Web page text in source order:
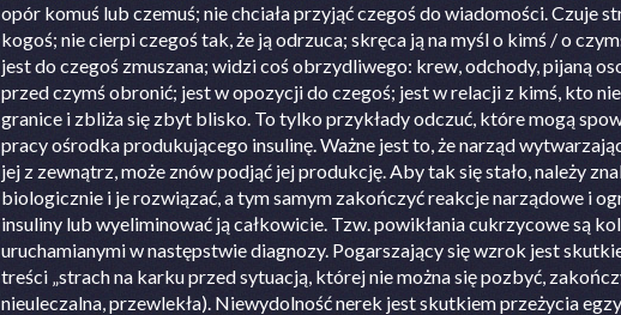
opór komuś lub czemuś; nie chciała przyjąć czegoś do wiadomości. Czuje
kogoś; nie cierpi czegoś tak, że ją odrzuca; skręca ją na myśl o kimś / o
jest do czegoś zmuszana; widzi coś obrzydliwego: krew, odchody, pijaną
przed czymś obronić; jest w opozycji do czegoś; jest w relacji z kimś, kto
granice i zbliża się zbyt blisko. To tylko przykłady odczuć, które mogą
pracy ośrodka produkującego insulinę. Ważne jest to, że narząd
jej z zewnątrz, może znów podjąć jej produkcję. Aby tak się stało, należy
biologicznie i je rozwiązać, a tym samym zakończyć reakcje narządowe i
insuliny lub wyeliminować ją całkowicie. Tzw. powikłania cukrzycowe są
uruchamianymi w następstwie diagnozy. Pogarszający się wzrok jest
treści „strach na karku przed sytuacją, której nie można się pozbyć,
nieuleczalna, przewlekła). Niewydolność nerek jest skutkiem przeżycia